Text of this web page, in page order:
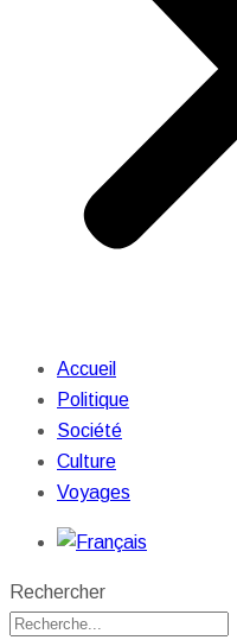
Accueil
Politique
Société
Culture
Voyages
Rechercher